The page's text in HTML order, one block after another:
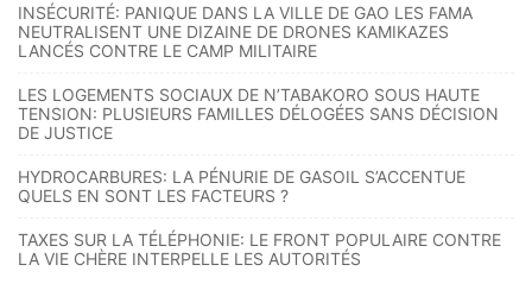
INSÉCURITÉ: PANIQUE DANS LA VILLE DE GAO LES FAMA
NEUTRALISENT UNE DIZAINE DE DRONES KAMIKAZES
LANCÉS CONTRE LE CAMP MILITAIRE
LES LOGEMENTS SOCIAUX DE N’TABAKORO SOUS HAUTE
TENSION: PLUSIEURS FAMILLES DÉLOGÉES SANS DÉCISION
DE JUSTICE
HYDROCARBURES: LA PÉNURIE DE GASOIL S’ACCENTUE
QUELS EN SONT LES FACTEURS ?
TAXES SUR LA TÉLÉPHONIE: LE FRONT POPULAIRE CONTRE
LA VIE CHÈRE INTERPELLE LES AUTORITÉS